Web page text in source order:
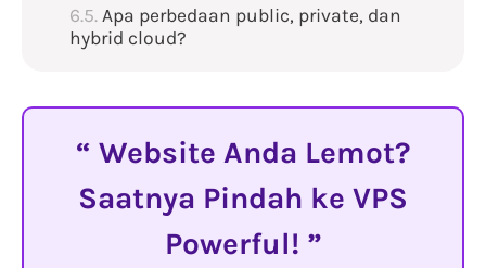
Apa perbedaan public, private, dan
hybrid cloud?
Website Anda Lemot?
Saatnya Pindah ke VPS
Powerful!